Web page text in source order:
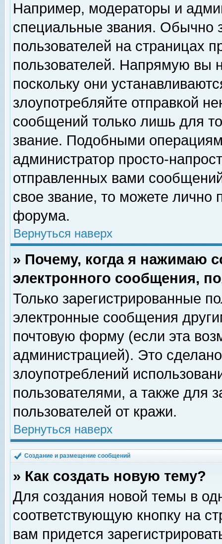
Например, модераторы и
специальные звания. Обычно
пользователей на страницах
пользователей. Напрямую вы
поскольку они
злоупотребляйте отправкой
сообщений только лишь для
звание. Подобными
администратор просто-
отправленных вами
свое звание, то можете лично
форума.
Вернуться наверх
» Почему, когда я нажимаю
электронного сообщения,
Только зарегистрированные
электронные сообщения
почтовую форму (если эта
администрацией). Это
злоупотреблений
пользователями, а также для
пользователей от кражи.
Вернуться наверх
Создание и размещение сообщений
» Как создать новую тему?
Для создания новой темы в
соответствующую кнопку на
вам придется